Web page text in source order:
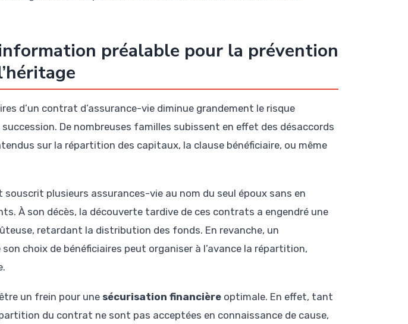
préalable pour la prévention
d’un contrat d’assurance-vie diminue grandement le risque
De nombreuses familles subissent en effet des désaccords
sur la répartition des capitaux, la clause bénéficiaire, ou même
souscrit plusieurs assurances-vie au nom du seul époux sans en
À son décès, la découverte tardive de ces contrats a engendré une
retardant la distribution des fonds. En revanche, un
choix de bénéficiaires peut organiser à l’avance la répartition,
un frein pour une sécurisation financière optimale. En effet, tant
du contrat ne sont pas acceptées en connaissance de cause,